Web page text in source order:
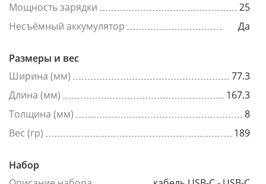
Мощность зарядки
25
Несъёмный аккумулятор
Да
Размеры и вес
Ширина (мм)
77.3
Длина (мм)
167.3
Толщина (мм)
8
Вес (гр)
189
Набор